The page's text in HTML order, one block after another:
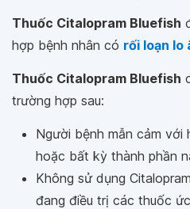
Thuốc Citalopram Bluefish
hợp bệnh nhân có rối loạn lo
Thuốc Citalopram Bluefish
trường hợp sau:
Người bệnh mẫn cảm với
hoặc bất kỳ thành phần
Không sử dụng
đang điều trị các thuốc